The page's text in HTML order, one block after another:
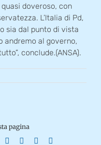
doveroso, con
L’Italia di Pd,
sia dal punto di vista
andremo al governo,
conclude.(ANSA).
pagina
TumblrPinterest